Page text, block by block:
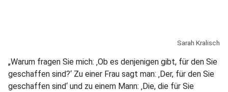
Sarah Kralisch
„Warum fragen Sie mich: ‚Ob es denjenigen gibt, für den Sie
geschaffen sind?‘ Zu einer Frau sagt man: ‚Der, für den Sie
geschaffen sind‘ und zu einem Mann: ‚Die, die für Sie